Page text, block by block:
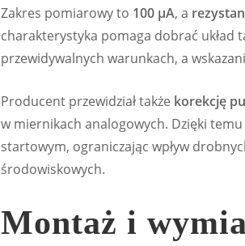
Zakres pomiarowy to 100 µA, a
charakterystyka pomaga dobrać układ
przewidywalnych warunkach, a
Producent przewidział także korekcję
w miernikach analogowych. Dzięki
startowym, ograniczając wpływ
środowiskowych.
Montaż i